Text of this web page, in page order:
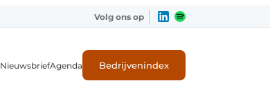
Volg ons op
NieuwsbriefAgenda Bedrijvenindex